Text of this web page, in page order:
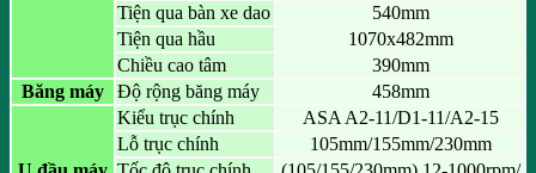
Tiện qua bàn xe dao
540mm
Tiện qua hầu
1070x482mm
Chiều cao tâm
390mm
Băng máy
Độ rộng băng máy 458mm
Kiểu trục chính
ASA A2-11/D1-11/A2-15
Lỗ trục chính
105mm/155mm/230mm